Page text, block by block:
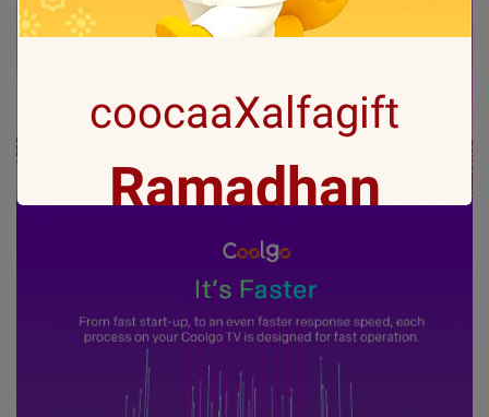
coocaaXalfagift
Ramadhan
Gift with no 1
Ramadan ini bakal makin seru karena
Coocaa & Alfagift siap kasih promo,
challenge, dan kejutan hadiah buat kamu